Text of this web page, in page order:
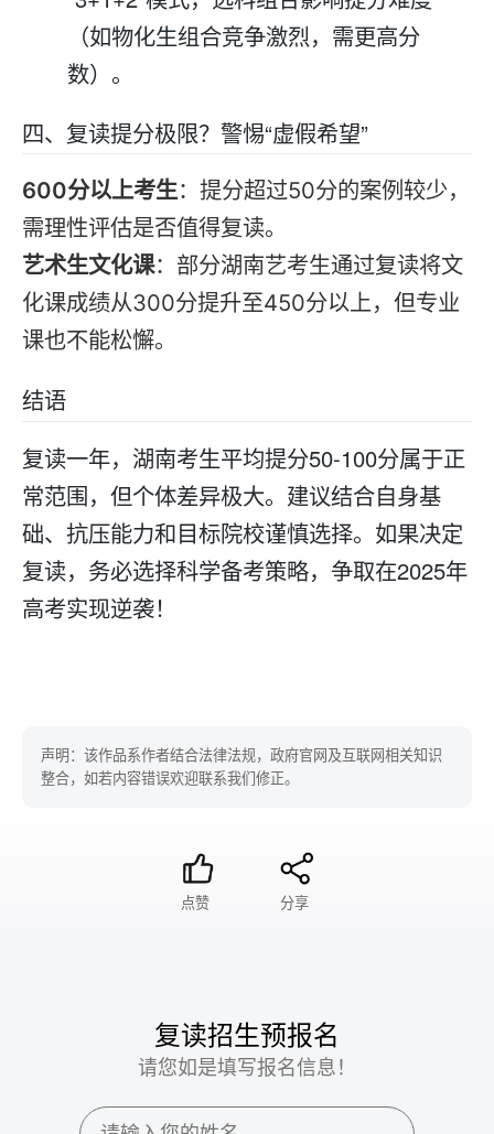
（如物化生组合竞争激烈，需更高分
数）。
四、 复读提分极限？警惕“虚假希望”
600分以上考生：提分超过50分的案例较少，
需理性评估是否值得复读。
艺术生文化课：部分湖南艺考生通过复读将文
化课成绩从300分提升至450分以上，但专业
课也不能松懈。
结语
复读一年，湖南考生平均提分50-100分属于正
常范围，但个体差异极大。建议结合自身基
础、抗压能力和目标院校谨慎选择。如果决定
复读，务必选择科学备考策略，争取在2025年
高考实现逆袭！
声明：该作品系作者结合法律法规，政府官网及互联网相关知识
整合，如若内容错误欢迎联系我们修正。
点赞 分享
复读招生预报名
请您如是填写报名信息！